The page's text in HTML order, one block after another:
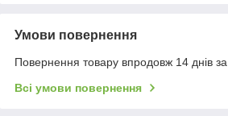
Умови повернення
Повернення товару впродовж 14 днів
Всі умови повернення